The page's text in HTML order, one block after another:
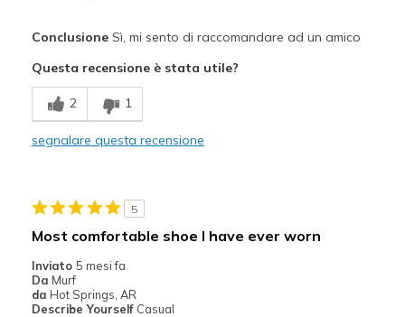
Breathe Well
Comfortable
Migliori Utilizzi:
Travel
ConclusioneSì, mi sento di raccomandare ad un amico
Questa recensione è stata utile?
2 1
segnalare questa recensione
5
Most comfortable shoe I have ever worn
Inviato 5 mesi fa
Da Murf
da Hot Springs, AR
Describe Yourself Casual